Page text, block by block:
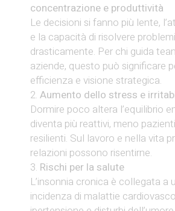
concentrazione e produttività
Le decisioni si fanno più lente,
e la capacità di risolvere
drasticamente. Per chi guida
aziende, questo può significare
efficienza e visione strategica.
Aumento dello stress e
Dormire poco altera l’equilibrio
diventa più reattivi, meno
resilienti. Sul lavoro e nella vita
relazioni possono risentirne.
Rischi per la salute
L’insonnia cronica è collegata a
incidenza di malattie